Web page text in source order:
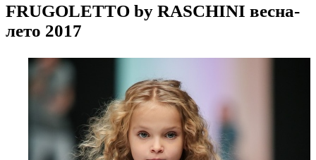
FRUGOLETTO by RASCHINI весна-
лето 2017